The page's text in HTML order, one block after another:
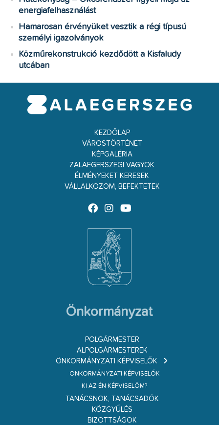
energiafelhasználást
Hamarosan érvényüket vesztik a régi típusú
személyi igazolványok
Közműrekonstrukció kezdődött a Kisfaludy
utcában
KEZDŐLAP
VÁROSTÖRTÉNET
KÉPGALÉRIA
ZALAEGERSZEGI VAGYOK
ÉLMÉNYEKET KERESEK
VÁLLALKOZOM, BEFEKTETEK
Önkormányzat
POLGÁRMESTER
ALPOLGÁRMESTEREK
ÖNKORMÁNYZATI KÉPVISELŐK
ÖNKORMÁNYZATI KÉPVISELŐK
KI AZ ÉN KÉPVISELŐM?
TANÁCSNOK, TANÁCSADÓK
KÖZGYŰLÉS
BIZOTTSÁGOK